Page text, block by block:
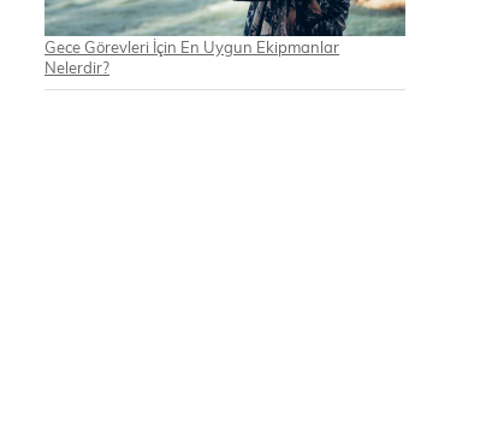
Gece Görevleri İçin En Uygun Ekipmanlar
Nelerdir?